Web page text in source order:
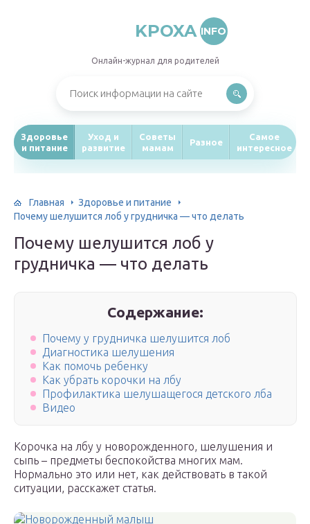
KPOXA INFO
Онлайн-журнал для родителей
Здоровье
и питание
Уход и
развитие
Советы
мамам
Разное
Самое
интересное
Главная
Здоровье и питание
Почему шелушится лоб у грудничка — что делать
Почему шелушится лоб у
грудничка — что делать
Содержание:
Почему у грудничка шелушится лоб
Диагностика шелушения
Как помочь ребенку
Как убрать корочки на лбу
Профилактика шелушащегося детского лба
Видео
Корочка на лбу у новорожденного, шелушения и
сыпь – предметы беспокойства многих мам.
Нормально это или нет, как действовать в такой
ситуации, расскажет статья.